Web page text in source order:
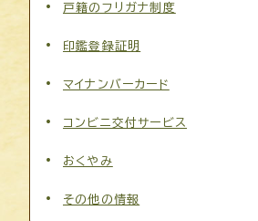
戸籍のフリガナ制度
印鑑登録証明
マイナンバーカード
コンビニ交付サービス
おくやみ
その他の情報